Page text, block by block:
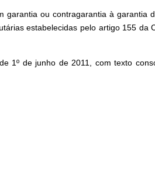
garantia ou contragarantia à garantia
estabelecidas pelo artigo 155 da
1º de junho de 2011, com texto